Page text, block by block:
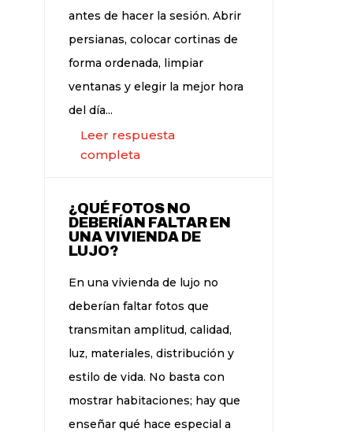
antes de hacer la sesión. Abrir
persianas, colocar cortinas de
forma ordenada, limpiar
ventanas y elegir la mejor hora
del día...
Leer respuesta
completa
¿QUÉ FOTOS NO
DEBERÍAN FALTAR EN
UNA VIVIENDA DE
LUJO?
En una vivienda de lujo no
deberían faltar fotos que
transmitan amplitud, calidad,
luz, materiales, distribución y
estilo de vida. No basta con
mostrar habitaciones; hay que
enseñar qué hace especial a